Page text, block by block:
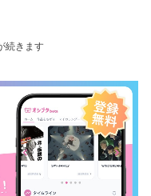
続きます